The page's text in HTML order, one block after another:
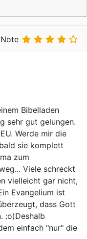
Note     
Bibelladen
sehr gut gelungen.
Werde mir die
sie komplett
zum
Viele schreckt
vielleicht gar nicht,
Evangelium ist
dass Gott
:o)Deshalb
einfach "nur" die